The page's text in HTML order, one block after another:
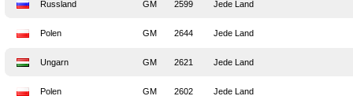
Russland GM 2599 Jede Land
Polen GM 2644 Jede Land
Ungarn GM 2621 Jede Land
Polen GM 2602 Jede Land